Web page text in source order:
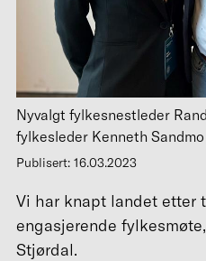
Nyvalgt fylkesnestleder
fylkesleder Kenneth
Publisert: 16.03.2023
Vi har knapt landet etter
engasjerende
Stjørdal.